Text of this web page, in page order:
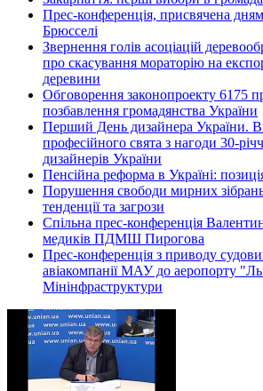
Прес-конференція, присвячена дням
Брюсселі
Звернення голів асоціацій
про скасування мораторію на
деревини
Обговорення законопроекту 6175
позбавлення громадянства України
Перший День дизайнера України.
професійного свята з нагоди 30-
дизайнерів України
Пенсійна реформа в Україні:
Порушення свободи мирних
тенденції та загрози
Спільна прес-конференція
медиків ПДМШ Пирогова
Прес-конференція з приводу
авіакомпанії МАУ до аеропорту
Мінінфраструктури